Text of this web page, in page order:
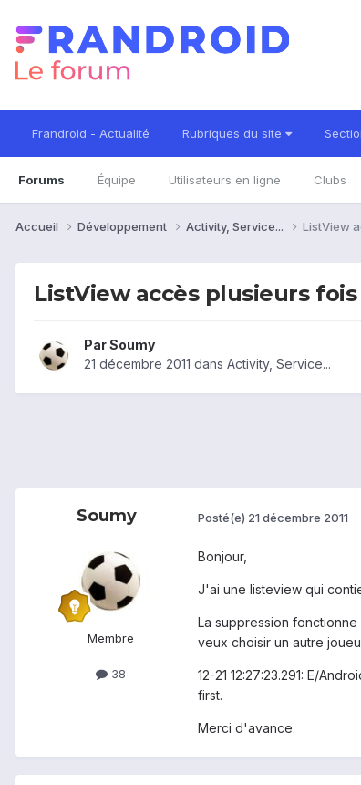
Frandroid - Actualité Rubriques du site
Forums Équipe Utilisateurs en ligne Clubs
Accueil Développement Activity, Service... ListView
ListView accès plusieurs fois
ParSoumy
21 décembre 2011 dans Activity, Service...
Soumy
Membre
38
Posté(e) 21 décembre 2011
Bonjour,
J'ai une listeview qui
La suppression
veux choisir un autre
12-21 12:27:23.291: E/
first.
Merci d'avance.